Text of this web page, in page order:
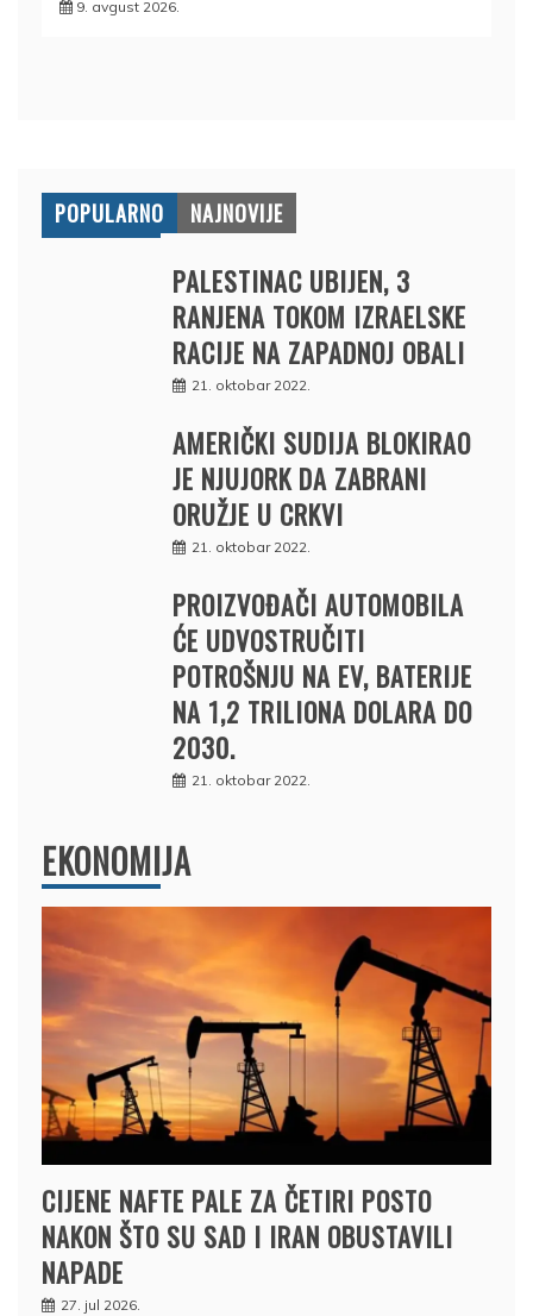
9. avgust 2026.
POPULARNO NAJNOVIJE
PALESTINAC UBIJEN, 3
RANJENA TOKOM IZRAELSKE
RACIJE NA ZAPADNOJ OBALI
21. oktobar 2022.
AMERIČKI SUDIJA BLOKIRAO
JE NJUJORK DA ZABRANI
ORUŽJE U CRKVI
21. oktobar 2022.
PROIZVOĐAČI AUTOMOBILA
ĆE UDVOSTRUČITI
POTROŠNJU NA EV, BATERIJE
NA 1,2 TRILIONA DOLARA DO
2030.
21. oktobar 2022.
EKONOMIJA
CIJENE NAFTE PALE ZA ČETIRI POSTO
NAKON ŠTO SU SAD I IRAN OBUSTAVILI
NAPADE
27. jul 2026.